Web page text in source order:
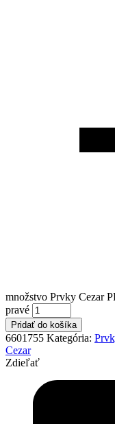
množstvo Prvky Cezar
pravé
Pridať do košíka
6601755 Kategória:
Cezar
Zdieľať